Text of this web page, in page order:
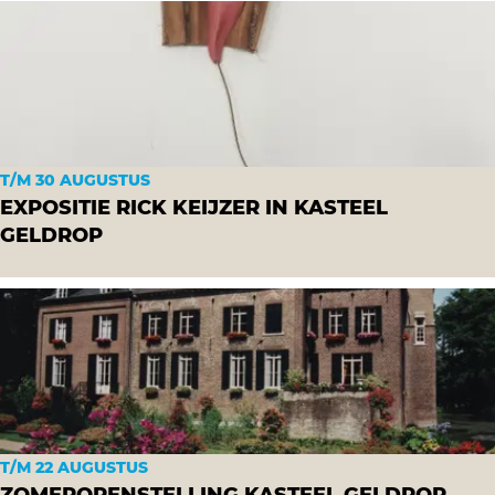
i
l
o
o
o
t
d
EXPOSITIE RICK KEIJZER IN KASTEEL
GELDROP
E
s
i
t
i
T/M 30 AUGUSTUS
T/M 22 AUGUSTUS